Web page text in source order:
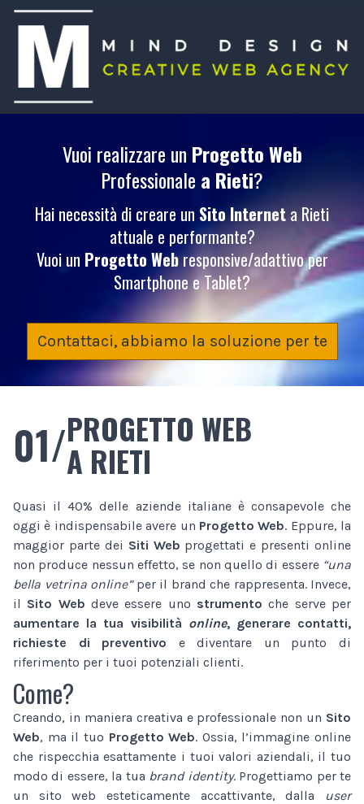
Vuoi realizzare un Progetto Web
Professionale a Rieti?
Hai necessità di creare un Sito Interneta Rieti
attuale e performante?
Vuoi un Progetto Webresponsive/adattivo per
Smartphone e Tablet?
Contattaci, abbiamo la soluzione per te
01/PROGETTO WEB
A RIETI
Quasi il 40% delle aziende italiane è consapevole che
oggi è indispensabile avere un Progetto Web. Eppure, la
maggior parte dei Siti Web progettati e presenti online
non produce nessun effetto, se non quello di essere “una
bella vetrina online”per il brand che rappresenta. Invece,
il Sito Web deve essere uno strumento che serve per
aumentare la tua visibilità online, generare contatti,
richieste di preventivo e diventare un punto di
riferimento per i tuoi potenziali clienti.
Come?
Creando, in maniera creativa e professionale non un Sito
Web, ma il tuo Progetto Web. Ossia, l’immagine online
che rispecchia esattamente i tuoi valori aziendali, il tuo
modo di essere, la tua brand identity. Progettiamo per te
un sito web esteticamente accattivante, dalla
user